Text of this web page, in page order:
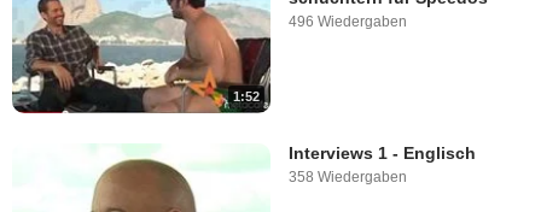
1:52
496 Wiedergaben
Interviews 1 - Englisch
358 Wiedergaben